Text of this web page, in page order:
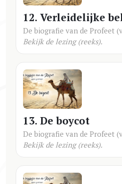
12. Verleidelijke
De biografie van de Profeet
Bekijk de lezing (reeks).
13. De boycot
De biografie van de Profeet
Bekijk de lezing (reeks).